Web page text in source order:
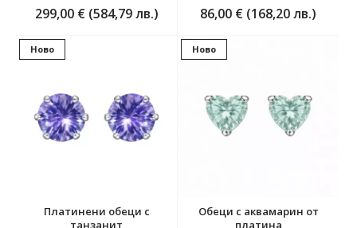
299,00 € (584,79 лв.) 86,00 € (168,20 лв.)
Ново
Платинени обеци с
танзанит
Ново
Обеци с аквамарин от
платина